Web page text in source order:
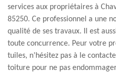
services aux propriétaires à
85250. Ce professionnel a une
qualité de ses travaux. Il est
toute concurrence. Peur votre
tuiles, n’hésitez pas à le
toiture pour ne pas